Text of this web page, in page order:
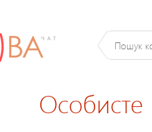
Особисте